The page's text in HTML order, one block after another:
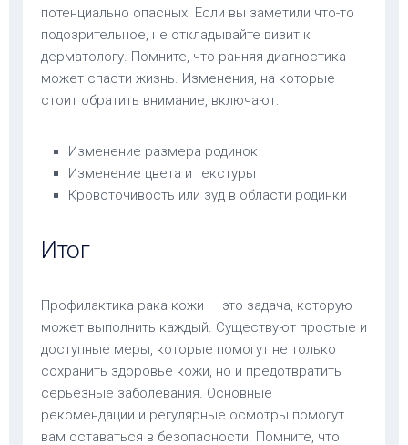
потенциально опасных. Если вы заметили что-то
подозрительное, не откладывайте визит к
дерматологу. Помните, что ранняя диагностика
может спасти жизнь. Изменения, на которые
стоит обратить внимание, включают:
Изменение размера родинок
Изменение цвета и текстуры
Кровоточивость или зуд в области родинки
Итог
Профилактика рака кожи — это задача, которую
может выполнить каждый. Существуют простые и
доступные меры, которые помогут не только
сохранить здоровье кожи, но и предотвратить
серьезные заболевания. Основные
рекомендации и регулярные осмотры помогут
вам оставаться в безопасности. Помните, что